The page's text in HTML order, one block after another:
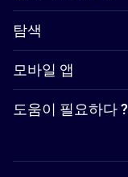
탐색
모바일 앱
도움이 필요하다 ?